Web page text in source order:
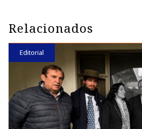
Relacionados
Editorial